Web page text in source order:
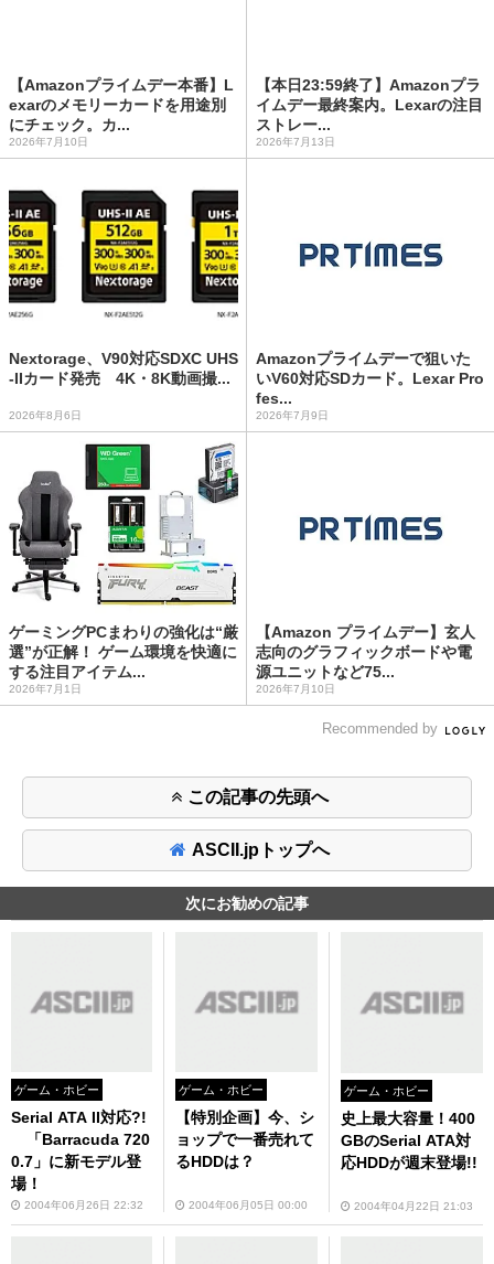
【Amazonプライムデー本番】L
exarのメモリーカードを用途別
にチェック。カ...
2026年7月10日
【本日23:59終了】Amazonプラ
イムデー最終案内。Lexarの注目
ストレー...
2026年7月13日
Nextorage、V90対応SDXC UHS
-IIカード発売 4K・8K動画撮...
2026年8月6日
Amazonプライムデーで狙いた
いV60対応SDカード。Lexar Pro
fes...
2026年7月9日
ゲーミングPCまわりの強化は“厳
選”が正解！ ゲーム環境を快適に
する注目アイテム...
2026年7月1日
【Amazon プライムデー】玄人
志向のグラフィックボードや電
源ユニットなど75...
2026年7月10日
Recommended by
この記事の先頭へ
ASCII.jpトップへ
次にお勧めの記事
ゲーム・ホビー
Serial ATA II対応?!
「Barracuda 720
0.7」に新モデル登
場！
2004年06月26日 22:32
ゲーム・ホビー
【特別企画】今、シ
ョップで一番売れて
るHDDは？
2004年06月05日 00:00
ゲーム・ホビー
史上最大容量！400
GBのSerial ATA対
応HDDが週末登場!!
2004年04月22日 21:03